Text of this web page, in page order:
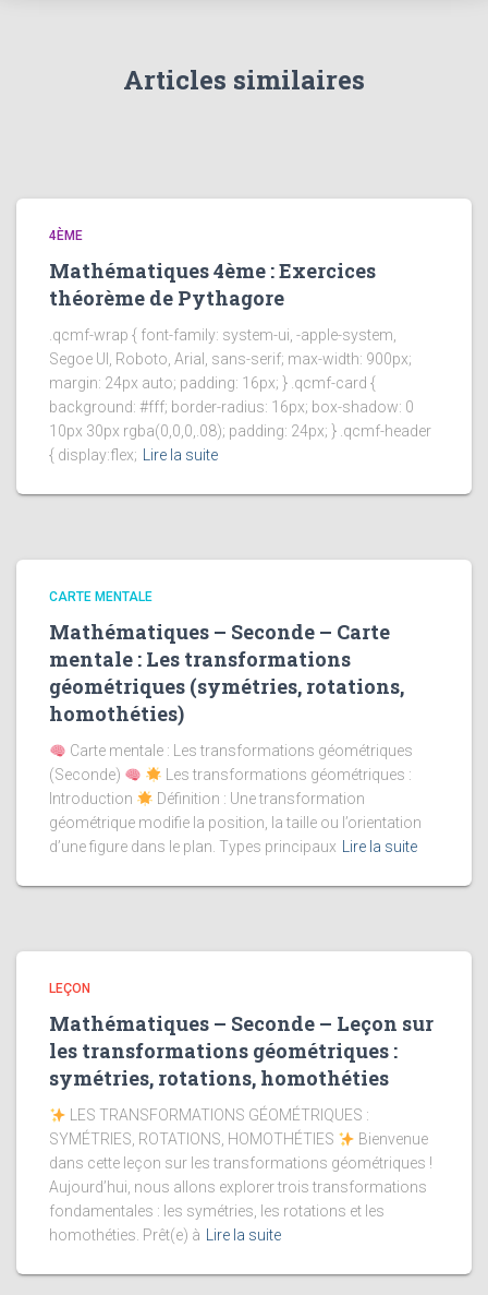
Articles similaires
4ÈME
Mathématiques 4ème : Exercices
théorème de Pythagore
.qcmf-wrap { font-family: system-ui, -apple-system,
Segoe UI, Roboto, Arial, sans-serif; max-width: 900px;
margin: 24px auto; padding: 16px; } .qcmf-card {
background: #fff; border-radius: 16px; box-shadow: 0
10px 30px rgba(0,0,0,.08); padding: 24px; } .qcmf-header
{ display:flex; Lire la suite
CARTE MENTALE
Mathématiques – Seconde – Carte
mentale : Les transformations
géométriques (symétries, rotations,
homothéties)
Carte mentale : Les transformations géométriques
(Seconde)
Les transformations géométriques :
Introduction
Définition : Une transformation
géométrique modifie la position, la taille ou l’orientation
d’une figure dans le plan. Types principaux Lire la suite
LEÇON
Mathématiques – Seconde – Leçon sur
les transformations géométriques :
symétries, rotations, homothéties
LES TRANSFORMATIONS GÉOMÉTRIQUES :
SYMÉTRIES, ROTATIONS, HOMOTHÉTIES
Bienvenue
dans cette leçon sur les transformations géométriques !
Aujourd’hui, nous allons explorer trois transformations
fondamentales : les symétries, les rotations et les
homothéties. Prêt(e) à Lire la suite